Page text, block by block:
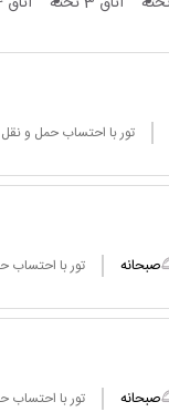
تور با احتساب حمل و
صبحانه تور با
صبحانه تور با